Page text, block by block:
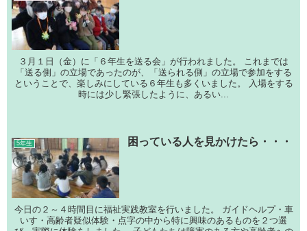
３月１日（金）に「６年生を送る会」が行われました。 これまでは
「送る側」の立場であったのが、「送られる側」の立場で参加をする
ということで、楽しみにしている６年生も多くいました。 入場をする
時には少し緊張したように、あるい...
5年生 困っている人を見かけたら・・・
今日の２～４時間目に福祉実践教室を行いました。 ガイドヘルプ・車
いす・高齢者疑似体験・点字の中から特に興味のあるものを２つ選